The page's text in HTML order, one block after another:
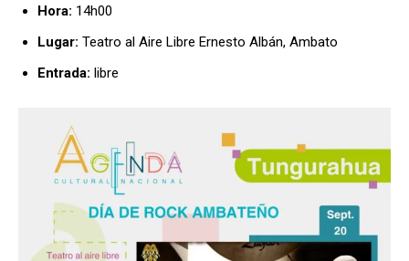
Hora: 14h00
Lugar: Teatro al Aire Libre Ernesto Albán, Ambato
Entrada: libre